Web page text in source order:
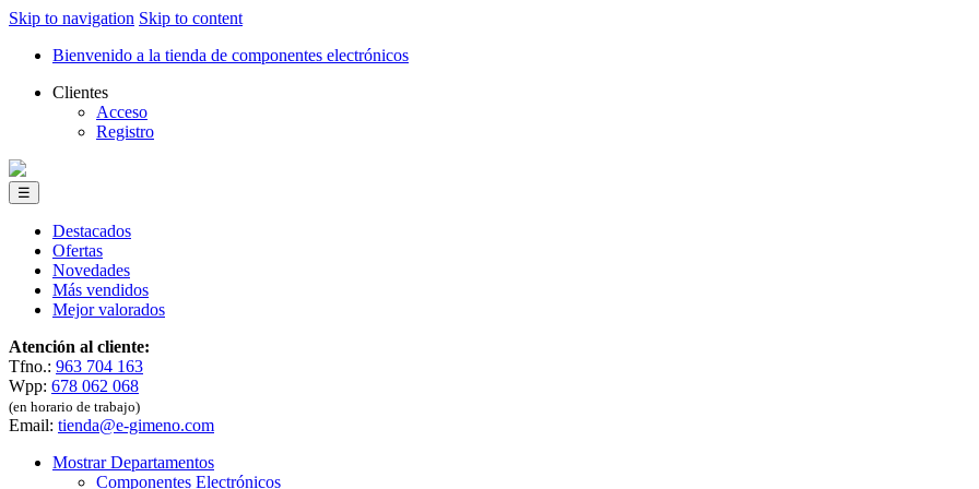
Skip to navigation Skip to content
Bienvenido a la tienda de componentes electrónicos
Clientes
Acceso
Registro
☰
Destacados
Ofertas
Novedades
Más vendidos
Mejor valorados
Atención al cliente:
Tfno.: 963 704 163
Wpp: 678 062 068
(en horario de trabajo)
Email: tienda@e-gimeno.com
Mostrar Departamentos
Componentes Electrónicos